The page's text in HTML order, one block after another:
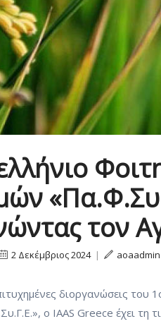
τον
2 Δεκέμβριος 2024| aoaadmin
διοργανώσεις του
ο IAAS Greece έχει τη